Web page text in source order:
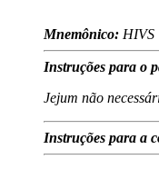
Mnemônico: HIVS
Instruções para o
Jejum não
Instruções para a